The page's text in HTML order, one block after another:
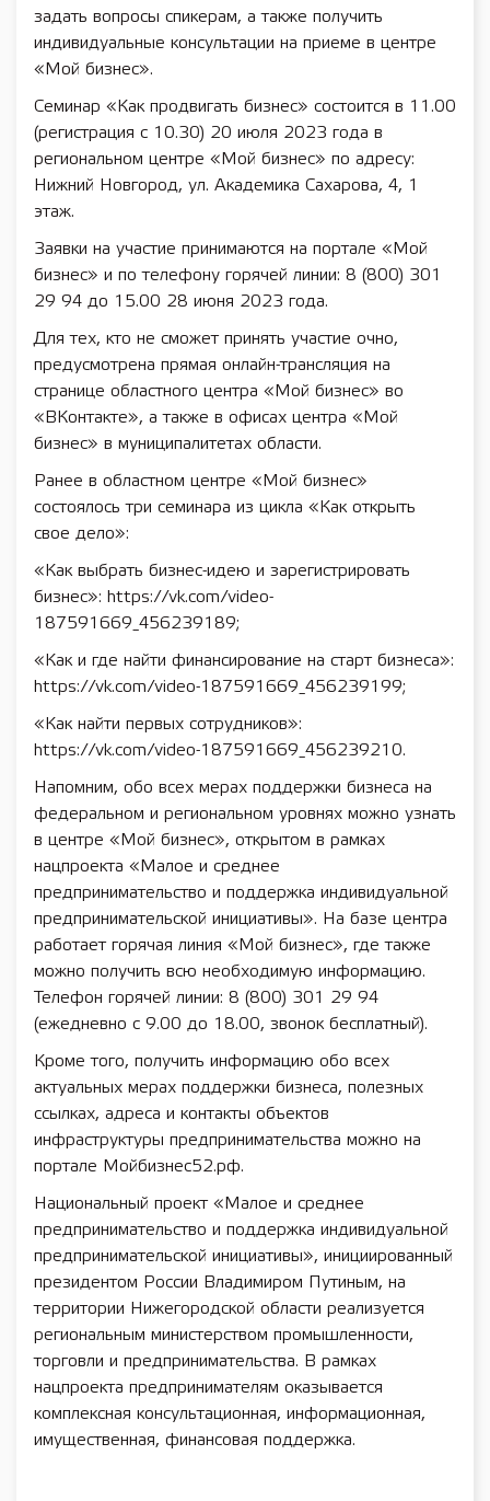
задать вопросы спикерам, а также получить
индивидуальные консультации на приеме в центре
«Мой бизнес».
Семинар «Как продвигать бизнес» состоится в 11.00
(регистрация с 10.30) 20 июля 2023 года в
региональном центре «Мой бизнес» по адресу:
Нижний Новгород, ул. Академика Сахарова, 4, 1
этаж.
Заявки на участие принимаются на портале «Мой
бизнес» и по телефону горячей линии: 8 (800) 301
29 94 до 15.00 28 июня 2023 года.
Для тех, кто не сможет принять участие очно,
предусмотрена прямая онлайн-трансляция на
странице областного центра «Мой бизнес» во
«ВКонтакте», а также в офисах центра «Мой
бизнес» в муниципалитетах области.
Ранее в областном центре «Мой бизнес»
состоялось три семинара из цикла «Как открыть
свое дело»:
«Как выбрать бизнес-идею и зарегистрировать
бизнес»: https://vk.com/video-
187591669_456239189;
«Как и где найти финансирование на старт бизнеса»:
https://vk.com/video-187591669_456239199;
«Как найти первых сотрудников»:
https://vk.com/video-187591669_456239210.
Напомним, обо всех мерах поддержки бизнеса на
федеральном и региональном уровнях можно узнать
в центре «Мой бизнес», открытом в рамках
нацпроекта «Малое и среднее
предпринимательство и поддержка индивидуальной
предпринимательской инициативы». На базе центра
работает горячая линия «Мой бизнес», где также
можно получить всю необходимую информацию.
Телефон горячей линии: 8 (800) 301 29 94
(ежедневно с 9.00 до 18.00, звонок бесплатный).
Кроме того, получить информацию обо всех
актуальных мерах поддержки бизнеса, полезных
ссылках, адреса и контакты объектов
инфраструктуры предпринимательства можно на
портале Мойбизнес52.рф.
Национальный проект «Малое и среднее
предпринимательство и поддержка индивидуальной
предпринимательской инициативы», инициированный
президентом России Владимиром Путиным, на
территории Нижегородской области реализуется
региональным министерством промышленности,
торговли и предпринимательства. В рамках
нацпроекта предпринимателям оказывается
комплексная консультационная, информационная,
имущественная, финансовая поддержка.